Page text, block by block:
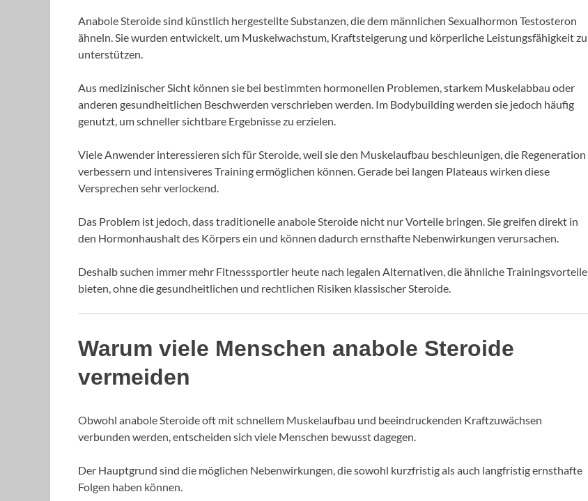
Anabole Steroide sind künstlich hergestellte Substanzen, die dem männlichen Sexualhormon Testosteron
ähneln. Sie wurden entwickelt, um Muskelwachstum, Kraftsteigerung und körperliche Leistungsfähigkeit zu
unterstützen.
Aus medizinischer Sicht können sie bei bestimmten hormonellen Problemen, starkem Muskelabbau oder
anderen gesundheitlichen Beschwerden verschrieben werden. Im Bodybuilding werden sie jedoch häufig
genutzt, um schneller sichtbare Ergebnisse zu erzielen.
Viele Anwender interessieren sich für Steroide, weil sie den Muskelaufbau beschleunigen, die Regeneration
verbessern und intensiveres Training ermöglichen können. Gerade bei langen Plateaus wirken diese
Versprechen sehr verlockend.
Das Problem ist jedoch, dass traditionelle anabole Steroide nicht nur Vorteile bringen. Sie greifen direkt in
den Hormonhaushalt des Körpers ein und können dadurch ernsthafte Nebenwirkungen verursachen.
Deshalb suchen immer mehr Fitnesssportler heute nach legalen Alternativen, die ähnliche Trainingsvorteile
bieten, ohne die gesundheitlichen und rechtlichen Risiken klassischer Steroide.
Warum viele Menschen anabole Steroide
vermeiden
Obwohl anabole Steroide oft mit schnellem Muskelaufbau und beeindruckenden Kraftzuwächsen
verbunden werden, entscheiden sich viele Menschen bewusst dagegen.
Der Hauptgrund sind die möglichen Nebenwirkungen, die sowohl kurzfristig als auch langfristig ernsthafte
Folgen haben können.